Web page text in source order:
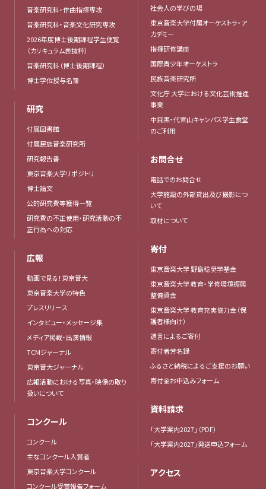
音楽研究科・作曲指揮専攻
音楽研究科・音楽文化研究専攻
2026年度博士後期課程学生便覧
（カリキュラム表抜粋）
音楽研究科（博士後期課程）
博士学位授与名簿
研究
付属図書館
付属民族音楽研究所
研究報告書
東京音楽大学リポジトリ
博士論文
公的研究費等獲得一覧
研究費の不正使用・研究活動の不
正行為への対応
広報
動画で見る！東京音大
東京音楽大学の特色
プレスリリース
インタビュー・メッセージ集
メディア掲載・出演情報
TCMジャーナル
東京音大ジャーナル
広報活動における写真・映像の取り
扱いについて
コンクール
コンクール
主なコンクール入賞者
東京音楽大学コンクール
コンクール受賞報告フォーム
社会人の学びの場
東京音楽大学付属オーケストラ・ア
カデミー
指揮研修講座
国際青少年オーケストラ
民族音楽研究所
文化庁 大学における文化芸術推進
事業
中目黒・代官山キャンパス学生食堂
のご利用
お問合せ
電話でのお問合せ
大学施設の外部貸出及び撮影につ
いて
取材について
寄付
東京音楽大学 野島稔奨学基金
東京音楽大学 教育・学修環境振興
整備資金
東京音楽大学 教育充実協力金（保
護者様向け）
遺言によるご寄付
寄付者芳名録
ふるさと納税によるご支援のお願い
寄付金お申込みフォーム
資料請求
「大学案内2027」（PDF）
「大学案内2027」発送申込フォーム
アクセス